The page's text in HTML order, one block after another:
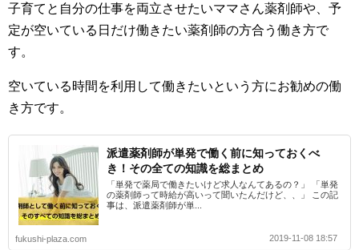
子育てと自分の仕事を両立させたいママさん薬剤師や、予
定が空いている日だけ働きたい薬剤師の方合う働き方で
す。
空いている時間を利用して働きたいという方にお勧めの働
き方です。
派遣薬剤師が単発で働く前に知っておくべ
き！その全ての知識を総まとめ
「単発で薬局で働きたいけど求人なんてあるの？」 「単発
の薬剤師って時給が高いって聞いたんだけど、、」 この記
事は、派遣薬剤師が単...
fukushi-plaza.com 2019-11-08 18:57